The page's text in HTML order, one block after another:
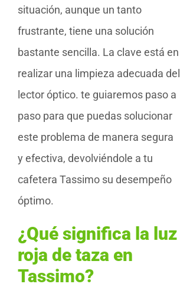
situación, aunque un tanto
frustrante, tiene una solución
bastante sencilla. La clave está en
realizar una limpieza adecuada del
lector óptico. te guiaremos paso a
paso para que puedas solucionar
este problema de manera segura
y efectiva, devolviéndole a tu
cafetera Tassimo su desempeño
óptimo.
¿Qué significa la luz
roja de taza en
Tassimo?